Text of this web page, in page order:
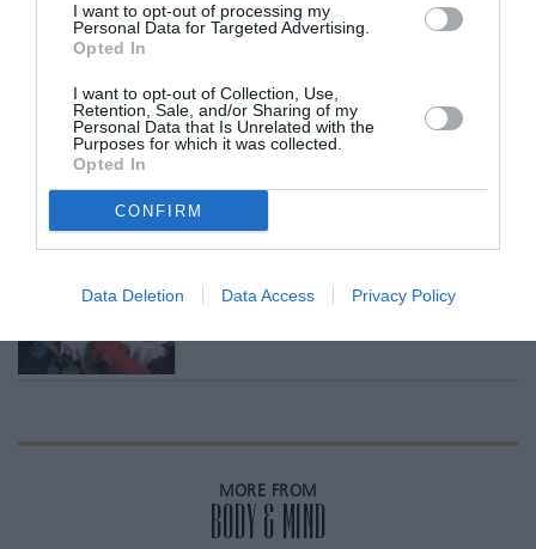
I want to opt-out of processing my
Personal Data for Targeted Advertising.
Opted In
I want to opt-out of Collection, Use,
Retention, Sale, and/or Sharing of my
Personal Data that Is Unrelated with the
Purposes for which it was collected.
Opted In
CONFIRM
Data Deletion Data Access Privacy Policy
θέλετε να δοκιμάσετε κι εσείς το look με άψογο,
επαγγελματικό τρόπο.
ADVERTISEMENT - CONTINUE READING BELOW
RELATED STORY
MORE FROM
BODY & MIND